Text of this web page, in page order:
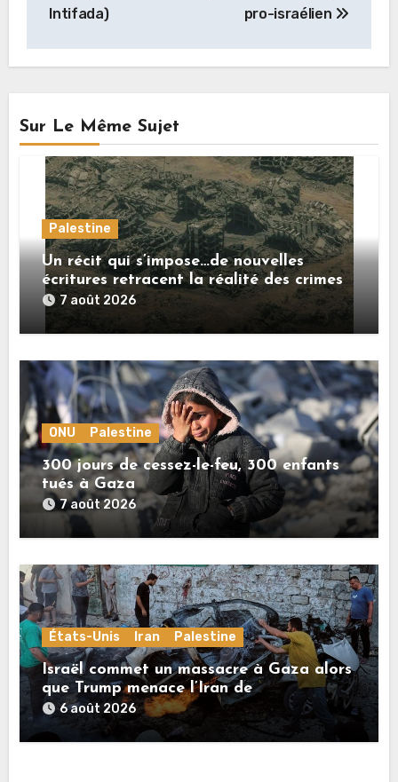
Intifada)
pro-israélien
Sur Le Même Sujet
Palestine
Un récit qui s’impose…de nouvelles
écritures retracent la réalité des crimes
sionistes à Gaza
7 août 2026
ONU Palestine
300 jours de cessez-le-feu, 300 enfants
tués à Gaza
7 août 2026
États-Unis Iran Palestine
Israël commet un massacre à Gaza alors
que Trump menace l’Iran de
«décapitation»
6 août 2026